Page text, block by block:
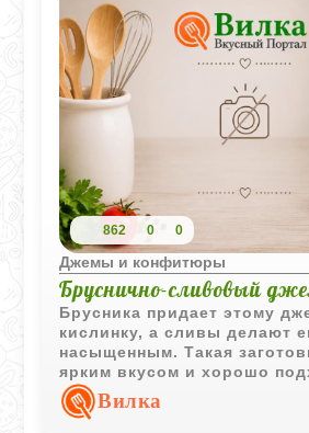
862 0 0
Джемы и конфитюры
Бруснично-сливовый
Брусника придает этому
кислинку, а сливы делают
насыщенным. Такая
ярким вкусом и хорошо
чаепития, так и для
Вилка